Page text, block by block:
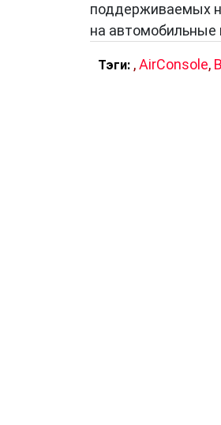
поддерживаемых
на
Тэги: ,AirConsole,